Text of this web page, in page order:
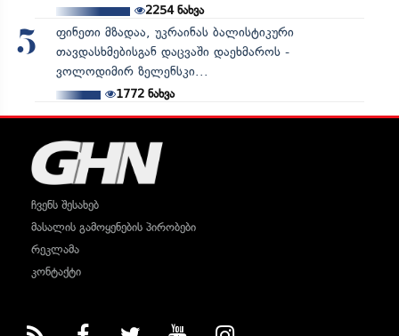
2254ნახვა
5
ფინეთი მზადაა, უკრაინას ბალისტიკური
თავდასხმებისგან დაცვაში დაეხმაროს -
ვოლოდიმირ ზელენსკი...
1772ნახვა
ჩვენს შესახებ
მასალის გამოყენების პირობები
რეკლამა
კონტაქტი